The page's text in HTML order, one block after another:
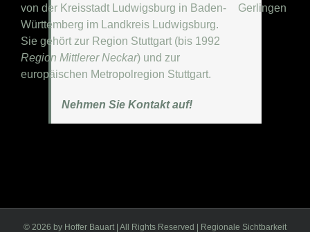
von der Kreisstadt Ludwigsburg in Baden-
Württemberg im Landkreis Ludwigsburg.
Sie gehört zur Region Stuttgart (bis 1992
Region Mittlerer Neckar) und zur
europäischen Metropolregion Stuttgart.
Nehmen Sie Kontakt auf!
© 2026 by Hoffer Bauart | All Rights Reserved | Regionale Sichtbarkeit